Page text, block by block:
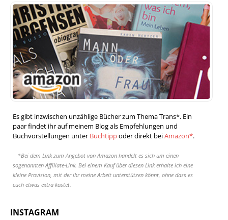
Es gibt inzwischen unzählige Bücher zum Thema Trans*. Ein
paar findet ihr auf meinem Blog als Empfehlungen und
Buchvorstellungen unter Buchtippoder direkt beiAmazon*.
*Bei dem Link zum Angebot von Amazon handelt es sich um einen
sogenannten Affiliate-Link. Bei einem Kauf über diesen Link erhalte ich eine
kleine Provision, mit der ihr meine Arbeit unterstützen könnt, ohne dass es
euch etwas extra kostet.
INSTAGRAM